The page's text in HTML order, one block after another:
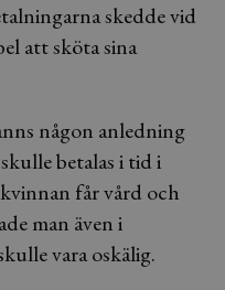
skedde vid
att sköta sina
någon anledning
betalas i tid i
får vård och
man även i
vara oskälig.